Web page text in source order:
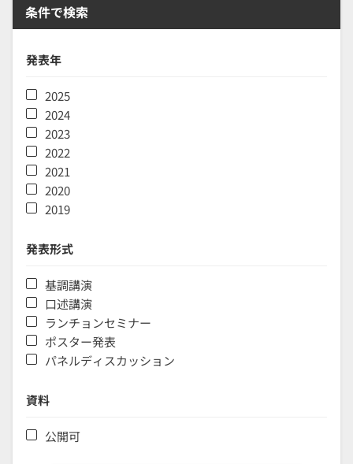
条件で検索
発表年
2025
2024
2023
2022
2021
2020
2019
発表形式
基調講演
口述講演
ランチョンセミナー
ポスター発表
パネルディスカッション
資料
公開可